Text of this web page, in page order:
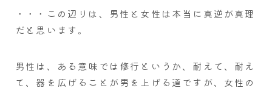
・・・この辺りは、男性と女性は本当に真逆が真理
だと思います。
男性は、ある意味では修行というか、耐えて、耐え
て、器を広げることが男を上げる道ですが、女性の